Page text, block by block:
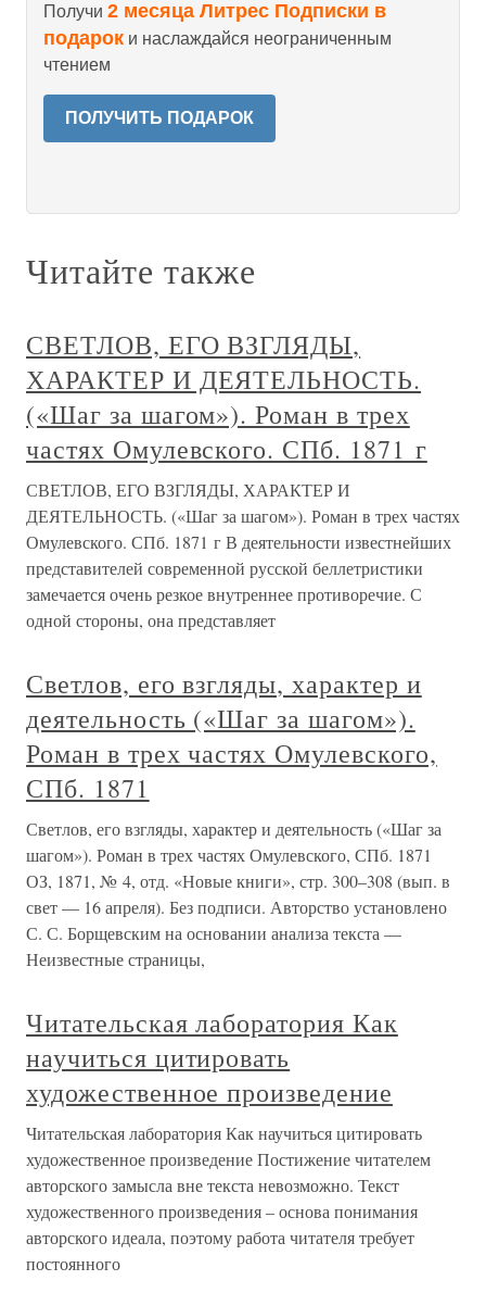
Получи 2 месяца Литрес Подписки в
подарок и наслаждайся неограниченным
чтением
ПОЛУЧИТЬ ПОДАРОК
Читайте также
СВЕТЛОВ, ЕГО ВЗГЛЯДЫ,
ХАРАКТЕР И ДЕЯТЕЛЬНОСТЬ.
(«Шаг за шагом»). Роман в трех
частях Омулевского. СПб. 1871 г
СВЕТЛОВ, ЕГО ВЗГЛЯДЫ, ХАРАКТЕР И
ДЕЯТЕЛЬНОСТЬ. («Шаг за шагом»). Роман в трех частях
Омулевского. СПб. 1871 г В деятельности известнейших
представителей современной русской беллетристики
замечается очень резкое внутреннее противоречие. С
одной стороны, она представляет
Светлов, его взгляды, характер и
деятельность («Шаг за шагом»).
Роман в трех частях Омулевского,
СПб. 1871
Светлов, его взгляды, характер и деятельность («Шаг за
шагом»). Роман в трех частях Омулевского, СПб. 1871
ОЗ, 1871, № 4, отд. «Новые книги», стр. 300–308 (вып. в
свет — 16 апреля). Без подписи. Авторство установлено
С. С. Борщевским на основании анализа текста —
Неизвестные страницы,
Читательская лаборатория Как
научиться цитировать
художественное произведение
Читательская лаборатория Как научиться цитировать
художественное произведение Постижение читателем
авторского замысла вне текста невозможно. Текст
художественного произведения – основа понимания
авторского идеала, поэтому работа читателя требует
постоянного